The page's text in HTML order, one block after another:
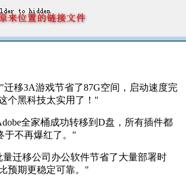
"迁移3A游戏节省了87G空间，启动速度完
个黑科技太实用了！"
全家桶成功转移到D盘，所有插件都
于不再爆红了。"
量迁移公司办公软件节省了大量部署时
预期更稳定可靠。"